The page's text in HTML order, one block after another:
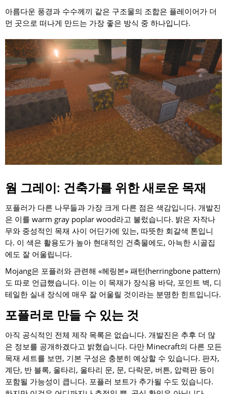
아름다운 풍경과 수수께끼 같은 구조물의 조합은 플레이어가 더
먼 곳으로 떠나게 만드는 가장 좋은 방식 중 하나입니다.
웜 그레이: 건축가를 위한 새로운 목재
포플러가 다른 나무들과 가장 크게 다른 점은 색감입니다. 개발진
은 이를 warm gray poplar wood라고 불렀습니다. 밝은 자작나
무와 중성적인 목재 사이 어딘가에 있는, 따뜻한 회갈색 톤입니
다. 이 색은 활용도가 높아 현대적인 건축물에도, 아늑한 시골집
에도 잘 어울립니다.
Mojang은 포플러와 관련해 «헤링본» 패턴(herringbone pattern)
도 따로 언급했습니다. 이는 이 목재가 장식용 바닥, 포인트 벽, 디
테일한 실내 장식에 매우 잘 어울릴 것이라는 분명한 힌트입니다.
포플러로 만들 수 있는 것
아직 공식적인 전체 제작 목록은 없습니다. 개발진은 추후 더 많
은 정보를 공개하겠다고 밝혔습니다. 다만 Minecraft의 다른 모든
목재 세트를 보면, 기본 구성은 충분히 예상할 수 있습니다. 판자,
계단, 반 블록, 울타리, 울타리 문, 문, 다락문, 버튼, 압력판 등이
포함될 가능성이 큽니다. 포플러 보트가 추가될 수도 있습니다.